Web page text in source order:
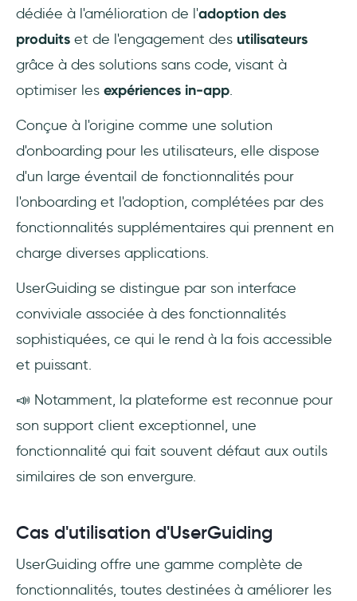
dédiée à l'amélioration de l'adoption des
produits et de l'engagement des utilisateurs
grâce à des solutions sans code, visant à
optimiser les expériences in-app.
Conçue à l'origine comme une solution
d'onboarding pour les utilisateurs, elle dispose
d'un large éventail de fonctionnalités pour
l'onboarding et l'adoption, complétées par des
fonctionnalités supplémentaires qui prennent en
charge diverses applications.
UserGuiding se distingue par son interface
conviviale associée à des fonctionnalités
sophistiquées, ce qui le rend à la fois accessible
et puissant.
📣 Notamment, la plateforme est reconnue pour
son support client exceptionnel, une
fonctionnalité qui fait souvent défaut aux outils
similaires de son envergure.
Cas d'utilisation d'UserGuiding
UserGuiding offre une gamme complète de
fonctionnalités, toutes destinées à améliorer les